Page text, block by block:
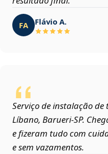
FA Flávio A.
Serviço de instalação
Líbano, Barueri‑SP.
e fizeram tudo com
e sem vazamentos.